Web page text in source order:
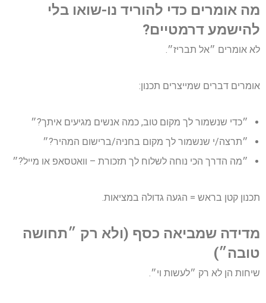
מה אומרים כדי להוריד נו-שואו בלי
להישמע דרמטיים?
לא אומרים ״אל תבריז״.
אומרים דברים שמייצרים תכנון:
״כדי שנשמור לך מקום טוב, כמה אנשים מגיעים איתך?״
״תרצה/י שנשמור לך מקום בחניה/ברישום המהיר?״
״מה הדרך הכי נוחה לשלוח לך תזכורת – וואטסאפ או מייל?״
תכנון קטן בראש = הגעה גדולה במציאות.
מדידה שמביאה כסף (ולא רק ״תחושה
טובה״)
שיחות הן לא רק ״לעשות וי״.